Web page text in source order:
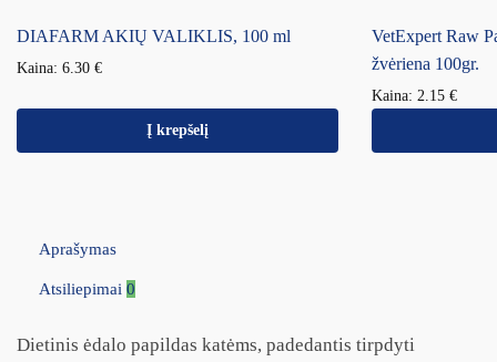
DIAFARM AKIŲ VALIKLIS, 100 ml
Kaina: 6.30 €
Į krepšelį
VetExpert Raw
žvėriena 100gr.
Kaina: 2.15 €
Aprašymas
Atsiliepimai 0
Dietinis ėdalo papildas katėms, padedantis tirpdyti